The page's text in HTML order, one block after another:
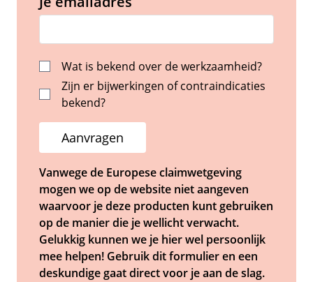
Wat is bekend over de werkzaamheid?
Zijn er bijwerkingen of contraindicaties
bekend?
Aanvragen
Vanwege de Europese claimwetgeving
mogen we op de website niet aangeven
waarvoor je deze producten kunt gebruiken
op de manier die je wellicht verwacht.
Gelukkig kunnen we je hier wel persoonlijk
mee helpen! Gebruik dit formulier en een
deskundige gaat direct voor je aan de slag.